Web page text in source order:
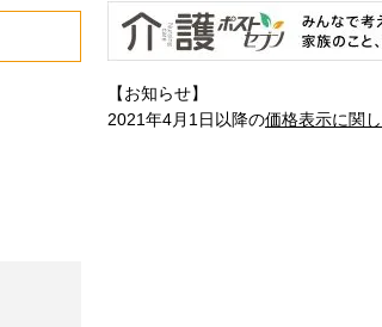
【お知らせ】
2021年4月1日以降の価格表示に関